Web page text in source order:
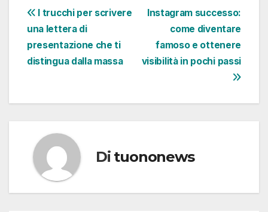
Navigazione
articoli
Instagram successo:
come diventare
famoso e ottenere
visibilità in pochi passi
I trucchi per scrivere
una lettera di
presentazione che ti
distingua dalla massa
Di tuononews